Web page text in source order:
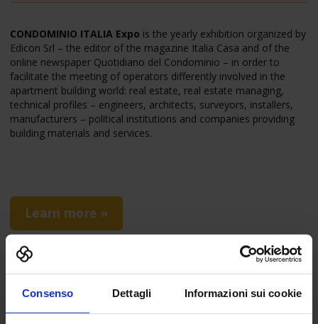
Consenso Dettagli Informazioni sui cookie
CONDOMINIO ITALIA Expo is the yearly exhibition organized by
Edicon Srl – the editor of the magazine Italia Casa and of the
online newspaper Quotidiano del Condominio – in order to
facilitate the meeting of operators differently involved in the
apartment building world: real estate, real estate managing,
technical profiles – engineers, architects, surveyors, installers,
manufacturers – political institutions and companies providing
building materials and services.
Learn more »
Menu